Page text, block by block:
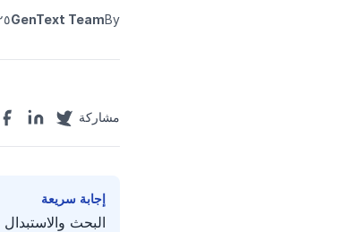
By
GenText Team٢٥
مشاركة
إجابة سريعة
البحث